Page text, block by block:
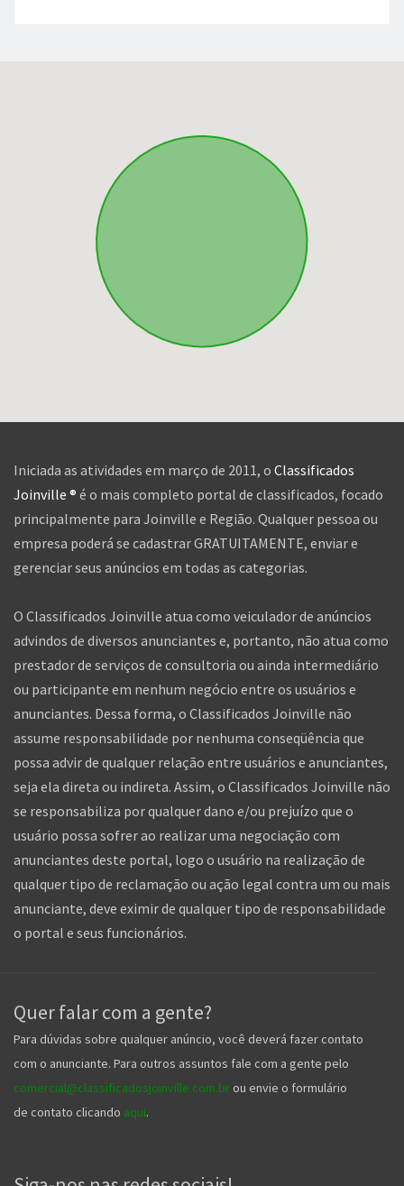
Iniciada as atividades em março de 2011, o Classificados
Joinville ® é o mais completo portal de classificados, focado
principalmente para Joinville e Região. Qualquer pessoa ou
empresa poderá se cadastrar GRATUITAMENTE, enviar e
gerenciar seus anúncios em todas as categorias.
O Classificados Joinville atua como veiculador de anúncios
advindos de diversos anunciantes e, portanto, não atua como
prestador de serviços de consultoria ou ainda intermediário
ou participante em nenhum negócio entre os usuários e
anunciantes. Dessa forma, o Classificados Joinville não
assume responsabilidade por nenhuma conseqüência que
possa advir de qualquer relação entre usuários e anunciantes,
seja ela direta ou indireta. Assim, o Classificados Joinville não
se responsabiliza por qualquer dano e/ou prejuízo que o
usuário possa sofrer ao realizar uma negociação com
anunciantes deste portal, logo o usuário na realização de
qualquer tipo de reclamação ou ação legal contra um ou mais
anunciante, deve eximir de qualquer tipo de responsabilidade
o portal e seus funcionários.
Quer falar com a gente?
Para dúvidas sobre qualquer anúncio, você deverá fazer contato
com o anunciante. Para outros assuntos fale com a gente pelo
comercial@classificadosjoinville.com.br ou envie o formulário
de contato clicando aqui.